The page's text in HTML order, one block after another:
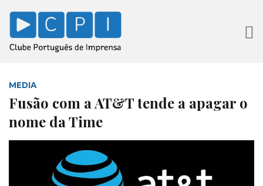
MEDIA
Fusão com a AT&T tende a apagar o
nome da Time